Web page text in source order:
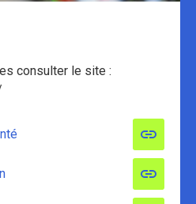
consulter le site :